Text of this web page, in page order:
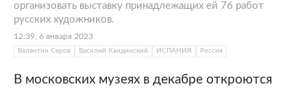
организовать выставку принадлежащих ей 76 работ
русских художников.
12:39, 6 января 2023
Валентин Серов Василий Кандинский ИСПАНИЯ Россия
В московских музеях в декабре откроются